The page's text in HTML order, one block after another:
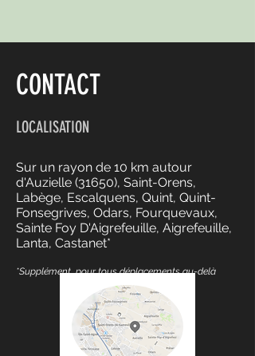
CONTACT
LOCALISATION
Sur un rayon de 10 km autour
d'Auzielle (31650), Saint-Orens,
Labège, Escalquens, Quint, Quint-
Fonsegrives, Odars, Fourquevaux,
Sainte Foy D'Aigrefeuille, Aigrefeuille,
Lanta, Castanet*
*Supplément pour tous déplacements au-delà